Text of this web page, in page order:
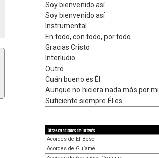
Soy bienvenido así
Soy bienvenido así
Instrumental
En todo, con todo, por todo
Gracias Cristo
Interludio
Outro
Cuán bueno es Él
Aunque no hiciera nada más por mi
Suficiente siempre Él es
Otras canciones de interés
Acordes de El Beso
Acordes de Guíame